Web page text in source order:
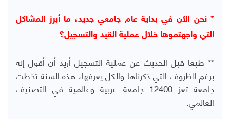
* نحن الآن في بداية عام جامعي جديد، ما أبرز المشاكل
التي واجهتموها خلال عملية القيد والتسجيل؟
** طبعا قبل الحديث عن عملية التسجيل أريد أن أقول إنه
برغم الظروف التي ذكرناها والكل يعرفها، هذه السنة تخطت
جامعة تعز 12400 جامعة عربية وعالمية في التصنيف
العالمي.